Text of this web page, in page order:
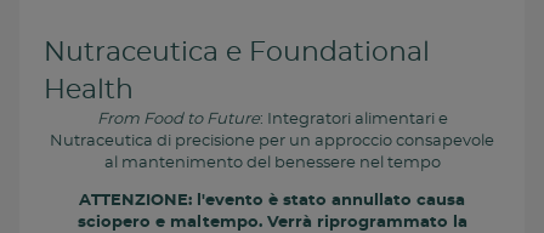
Senza glutine
Nutraceutica e Foundational
Health
From Food to Future: Integratori alimentari e
Nutraceutica di precisione per un approccio consapevole
al mantenimento del benessere nel tempo
ATTENZIONE: l'evento è stato annullato causa
sciopero e maltempo. Verrà riprogrammato la